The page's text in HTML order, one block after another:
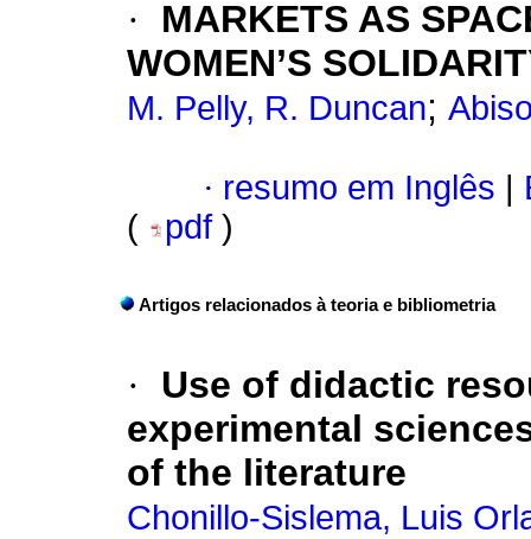
·
MARKETS AS
WOMEN’S
M. Pelly, R. Duncan;
· resumo em Inglês
(
pdf )
Artigos relacionados à teoria e bibliometria
·
Use of didactic
experimental
of the literature
Chonillo-Sislema, Luis